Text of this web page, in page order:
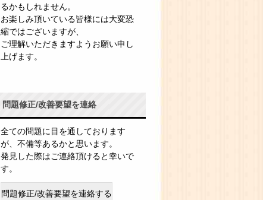
るかもしれません。
お楽しみ頂いている皆様には大変恐
縮ではございますが、
ご理解いただきますようお願い申し
上げます。
問題修正/改善要望を連絡
全ての問題に目を通しております
が、不備等あるかと思います。
発見した際はご連絡頂けると幸いで
す。
問題修正/改善要望を連絡する